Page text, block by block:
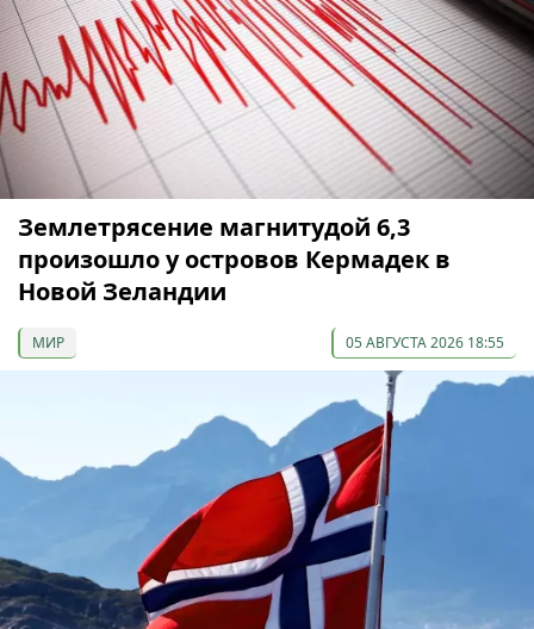
Землетрясение магнитудой 6,3
произошло у островов Кермадек в
Новой Зеландии
МИР 05 АВГУСТА 2026 18:55